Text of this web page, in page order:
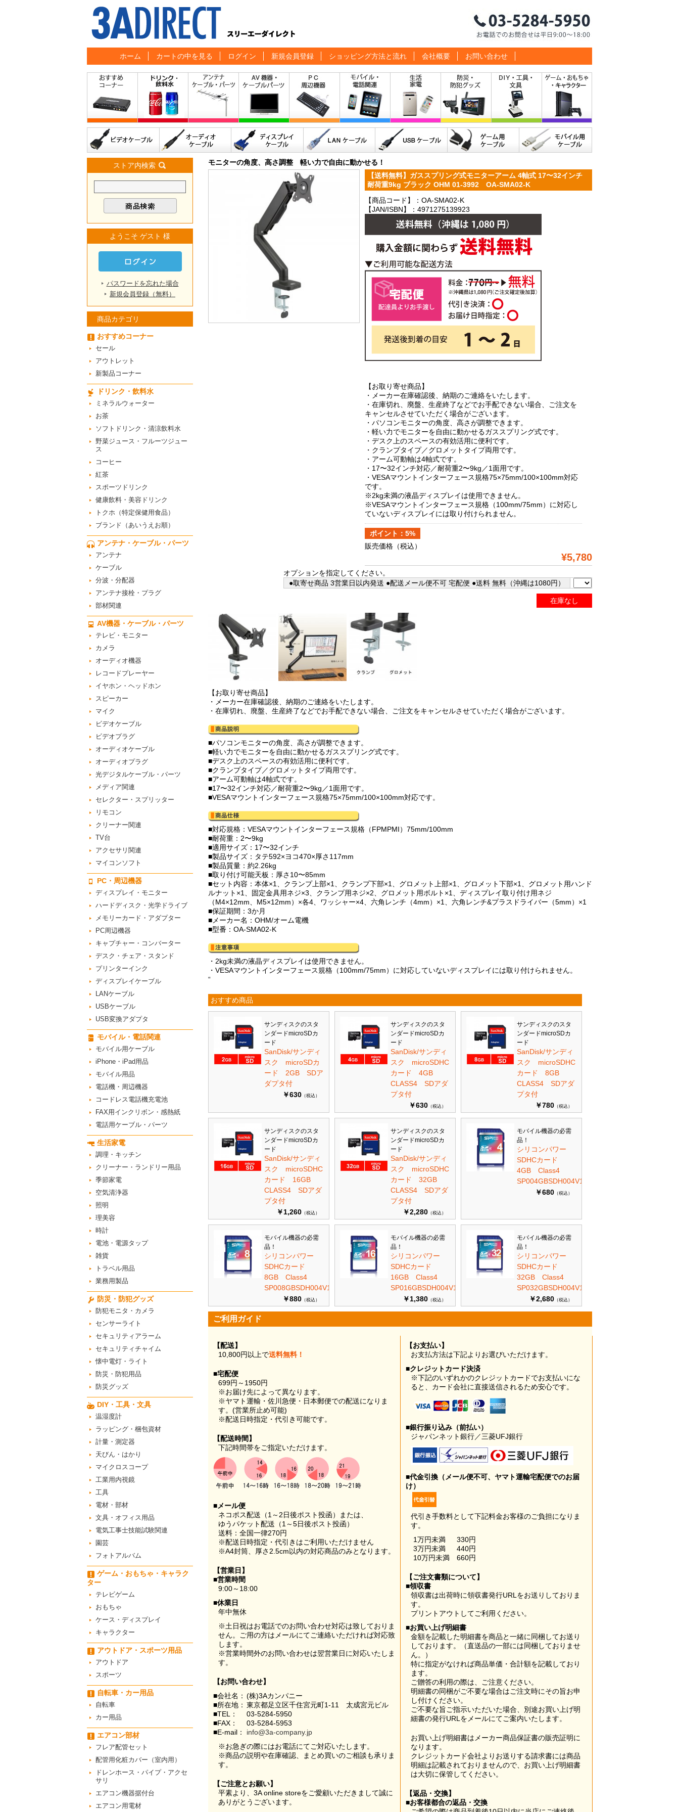
ホーム カートの中を見る ログイン 新規会員登録 ショッピング方法と流れ 会社概要 お問い合わせ
ストア内検索
ようこそ ゲスト 様
パスワードを忘れた場合
新規会員登録（無料）
商品カテゴリ
おすすめコーナー
セール
アウトレット
新製品コーナー
ドリンク・飲料水
ミネラルウォーター
お茶
ソフトドリンク・清涼飲料水
野菜ジュース・フルーツジュー
ス
コーヒー
紅茶
スポーツドリンク
健康飲料・美容ドリンク
トクホ（特定保健用食品）
ブランド（あいうえお順）
アンテナ・ケーブル・パーツ
アンテナ
ケーブル
分波・分配器
アンテナ接栓・プラグ
部材関連
AV機器・ケーブル・パーツ
テレビ・モニター
カメラ
オーディオ機器
レコードプレーヤー
イヤホン・ヘッドホン
スピーカー
マイク
ビデオケーブル
ビデオプラグ
オーディオケーブル
オーディオプラグ
光デジタルケーブル・パーツ
メディア関連
セレクター・スプリッター
リモコン
クリーナー関連
TV台
アクセサリ関連
マイコンソフト
PC・周辺機器
ディスプレイ・モニター
ハードディスク・光学ドライブ
メモリーカード・アダプター
PC周辺機器
キャプチャー・コンバーター
デスク・チェア・スタンド
プリンターインク
ディスプレイケーブル
LANケーブル
USBケーブル
USB変換アダプタ
モバイル・電話関連
モバイル用ケーブル
iPhone・iPad用品
モバイル用品
電話機・周辺機器
コードレス電話機充電池
FAX用インクリボン・感熱紙
電話用ケーブル・パーツ
生活家電
調理・キッチン
クリーナー・ランドリー用品
季節家電
空気清浄器
照明
理美容
時計
電池・電源タップ
雑貨
トラベル用品
業務用製品
防災・防犯グッズ
防犯モニタ・カメラ
センサーライト
セキュリティアラーム
セキュリティチャイム
懐中電灯・ライト
防災・防犯用品
防災グッズ
DIY・工具・文具
温湿度計
ラッピング・梱包資材
計量・測定器
天びん・はかり
マイクロスコープ
工業用内視鏡
工具
電材・部材
文具・オフィス用品
電気工事士技能試験関連
園芸
フォトアルバム
ゲーム・おもちゃ・キャラク
ター
テレビゲーム
おもちゃ
ケース・ディスプレイ
キャラクター
アウトドア・スポーツ用品
アウトドア
スポーツ
自転車・カー用品
自転車
カー用品
エアコン部材
フレア配管セット
配管用化粧カバー（室内用）
ドレンホース・パイプ・アクセ
サリ
エアコン機器据付台
エアコン用電材
モニターの角度、高さ調整 軽い力で自由に動かせる！
【送料無料】ガススプリング式モニターアーム 4軸式 17〜32インチ
耐荷重9kg ブラック OHM 01-3992 OA-SMA02-K
【商品コード】：OA-SMA02-K
【JAN/ISBN】：4971275139923
【お取り寄せ商品】
・メーカー在庫確認後、納期のご連絡をいたします。
・在庫切れ、廃盤、生産終了などでお手配できない場合、ご注文を
キャンセルさせていただく場合がございます。
・パソコンモニターの角度、高さが調整できます。
・軽い力でモニターを自由に動かせるガススプリング式です。
・デスク上のスペースの有効活用に便利です。
・クランプタイプ／グロメットタイプ両用です。
・アーム可動軸は4軸式です。
・17〜32インチ対応／耐荷重2〜9kg／1面用です。
・VESAマウントインターフェース規格75×75mm/100×100mm対応
です。
※2kg未満の液晶ディスプレイは使用できません。
※VESAマウントインターフェース規格（100mm/75mm）に対応し
ていないディスプレイには取り付けられません。
ポイント：5%
販売価格 （税込）
¥5,780
オプションを指定してください。
●取寄せ商品 3営業日以内発送 ●配送メール便不可 宅配便 ●送料 無料（沖縄は1080円）
在庫なし
【お取り寄せ商品】
・メーカー在庫確認後、納期のご連絡をいたします。
・在庫切れ、廃盤、生産終了などでお手配できない場合、ご注文をキャンセルさせていただく場合がございます。
■パソコンモニターの角度、高さが調整できます。
■軽い力でモニターを自由に動かせるガススプリング式です。
■デスク上のスペースの有効活用に便利です。
■クランプタイプ／グロメットタイプ両用です。
■アーム可動軸は4軸式です。
■17〜32インチ対応／耐荷重2〜9kg／1面用です。
■VESAマウントインターフェース規格75×75mm/100×100mm対応です。
■対応規格：VESAマウントインターフェース規格（FPMPMI）75mm/100mm
■耐荷重：2〜9kg
■適用サイズ：17〜32インチ
■製品サイズ：タテ592×ヨコ470×厚さ117mm
■製品質量：約2.26kg
■取り付け可能天板：厚さ10〜85mm
■セット内容：本体×1、クランプ上部×1、クランプ下部×1、グロメット上部×1、グロメット下部×1、グロメット用ハンド
ルナット×1、固定金具用ネジ×3、クランプ用ネジ×2、グロメット用ボルト×1、ディスプレイ取り付け用ネジ
（M4×12mm、M5×12mm）×各4、ワッシャー×4、六角レンチ（4mm）×1、六角レンチ&プラスドライバー（5mm）×1
■保証期間：3か月
■メーカー名：OHM/オーム電機
■型番：OA-SMA02-K
・2kg未満の液晶ディスプレイは使用できません。
・VESAマウントインターフェース規格（100mm/75mm）に対応していないディスプレイには取り付けられません。
“
おすすめ商品
サンディスクのスタ
ンダードmicroSDカ
ード
SanDisk/サンディ
スク microSDカ
ード 2GB SDア
ダプタ付
￥630 （税込）
サンディスクのスタ
ンダードmicroSDカ
ード
SanDisk/サンディ
スク microSDHC
カード 4GB
CLASS4 SDアダ
プタ付
￥630 （税込）
サンディスクのスタ
ンダードmicroSDカ
ード
SanDisk/サンディ
スク microSDHC
カード 8GB
CLASS4 SDアダ
プタ付
￥780 （税込）
サンディスクのスタ
ンダードmicroSDカ
ード
SanDisk/サンディ
スク microSDHC
カード 16GB
CLASS4 SDアダ
プタ付
￥1,260 （税込）
サンディスクのスタ
ンダードmicroSDカ
ード
SanDisk/サンディ
スク microSDHC
カード 32GB
CLASS4 SDアダ
プタ付
￥2,280 （税込）
モバイル機器の必需
品！
シリコンパワー
SDHCカード
4GB Class4
SP004GBSDH004V10
￥680 （税込）
モバイル機器の必需
品！
シリコンパワー
SDHCカード
8GB Class4
SP008GBSDH004V10
￥880 （税込）
モバイル機器の必需
品！
シリコンパワー
SDHCカード
16GB Class4
SP016GBSDH004V10
￥1,380 （税込）
モバイル機器の必需
品！
シリコンパワー
SDHCカード
32GB Class4
SP032GBSDH004V10
￥2,680 （税込）
ご利用ガイド
【配送】
10,800円以上で送料無料！
■宅配便
699円～1950円
※お届け先によって異なります。
※ヤマト運輸・佐川急便・日本郵便での配送になりま
す。(営業所止め可能)
※配送日時指定・代引き可能です。
【配送時間】
下記時間帯をご指定いただけます。
■メール便
ネコポス配送（1～2日後ポスト投函）または、
ゆうパケット配送（1～5日後ポスト投函）
送料：全国一律270円
※配送日時指定・代引きはご利用いただけません
※A4封筒、厚さ2.5cm以内の対応商品のみとなります。
【営業日】
■営業時間
9:00～18:00
■休業日
年中無休
※土日祝はお電話でのお問い合わせ対応は致しておりま
せん。ご用の方はメールにてご連絡いただければ対応致
します。
※営業時間外のお問い合わせは翌営業日に対応いたしま
す。
【お問い合わせ】
■会社名： (株)3Aカンパニー
■所在地： 東京都足立区千住宮元町1-11 太成宮元ビル
■TEL：
03-5284-5950
■FAX：
03-5284-5953
■E-mail：
info@3a-company.jp
※お急ぎの際にはお電話にてご対応いたします。
※商品の説明や在庫確認、まとめ買いのご相談も承りま
す。
【ご注意とお願い】
平素より、3A online storeをご愛顧いただきまして誠に
ありがとうございます。
【お支払い】
お支払方法は下記よりお選びいただけます。
■クレジットカード決済
※下記のいずれかのクレジットカードでお支払いにな
ると、カード会社に直接送信されるため安心です。
■銀行振り込み（前払い）
ジャパンネット銀行／三菱UFJ銀行
■代金引換（メール便不可、ヤマト運輸宅配便でのお届
け）
代引き手数料として下記料金お客様のご負担になりま
す。
1万円未満
330円
3万円未満
440円
10万円未満
660円
【ご注文書類について】
■領収書
領収書は出荷時に領収書発行URLをお送りしておりま
す。
プリントアウトしてご利用ください。
■お買い上げ明細書
金額を記載した明細書を商品と一緒に同梱してお送り
しております。（直送品の一部には同梱しておりませ
ん。）
特に指定がなければ商品単価・合計額を記載しており
ます。
ご贈答の利用の際は、ご注意ください。
明細書の同梱がご不要な場合はご注文時にその旨お申
し付けください。
ご不要な旨ご指示いただいた場合、別途お買い上げ明
細書の発行URLをメールにてご案内いたします。
お買い上げ明細書はメーカー商品保証書の販売証明に
なります。
クレジットカード会社よりお送りする請求書には商品
明細は記載されておりませんので、お買い上げ明細書
は大切に保管してください。
【返品・交換】
■お客様都合の返品・交換